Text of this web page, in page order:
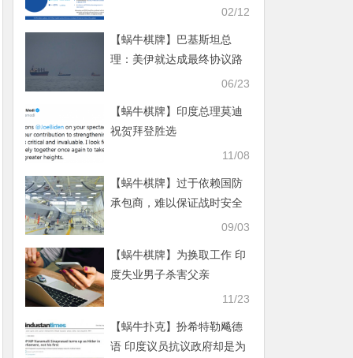
02/12
【蜗牛棋牌】巴基斯坦总
理：美伊就达成最终协议路
线图取得一致！万斯：伊朗
国的大豆、玉米和小麦
06/23
【蜗牛棋牌】印度总理莫迪
祝贺拜登胜选
11/08
【蜗牛棋牌】过于依赖国防
承包商，难以保证战时安全
性，乌军F-16坠毁暴露美军
09/03
【蜗牛棋牌】为换取工作 印
度失业男子杀害父亲
11/23
【蜗牛扑克】扮希特勒飚德
语 印度议员抗议政府却是为